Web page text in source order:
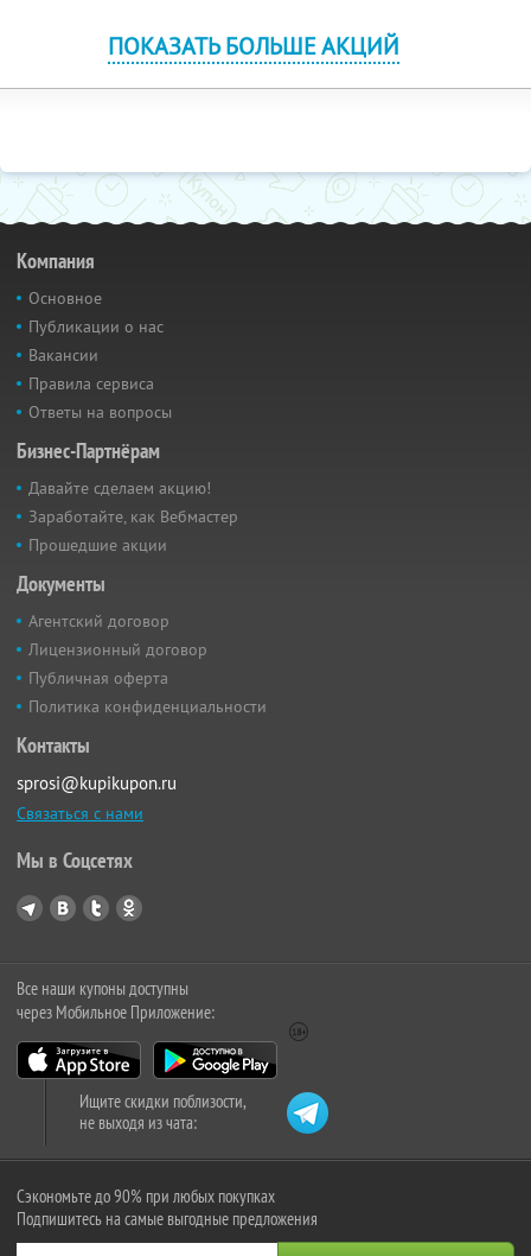
ПОКАЗАТЬ БОЛЬШЕ АКЦИЙ
Компания
Основное
Публикации о нас
Вакансии
Правила сервиса
Ответы на вопросы
Бизнес-Партнёрам
Давайте сделаем акцию!
Заработайте, как Вебмастер
Прошедшие акции
Документы
Агентский договор
Лицензионный договор
Публичная оферта
Политика конфиденциальности
Контакты
sprosi@kupikupon.ru
Связаться с нами
Мы в Соцсетях
Все наши купоны доступны
через Мобильное Приложение:
Ищите скидки поблизости,
не выходя из чата:
Сэкономьте до 90% при любых покупках
Подпишитесь на самые выгодные предложения